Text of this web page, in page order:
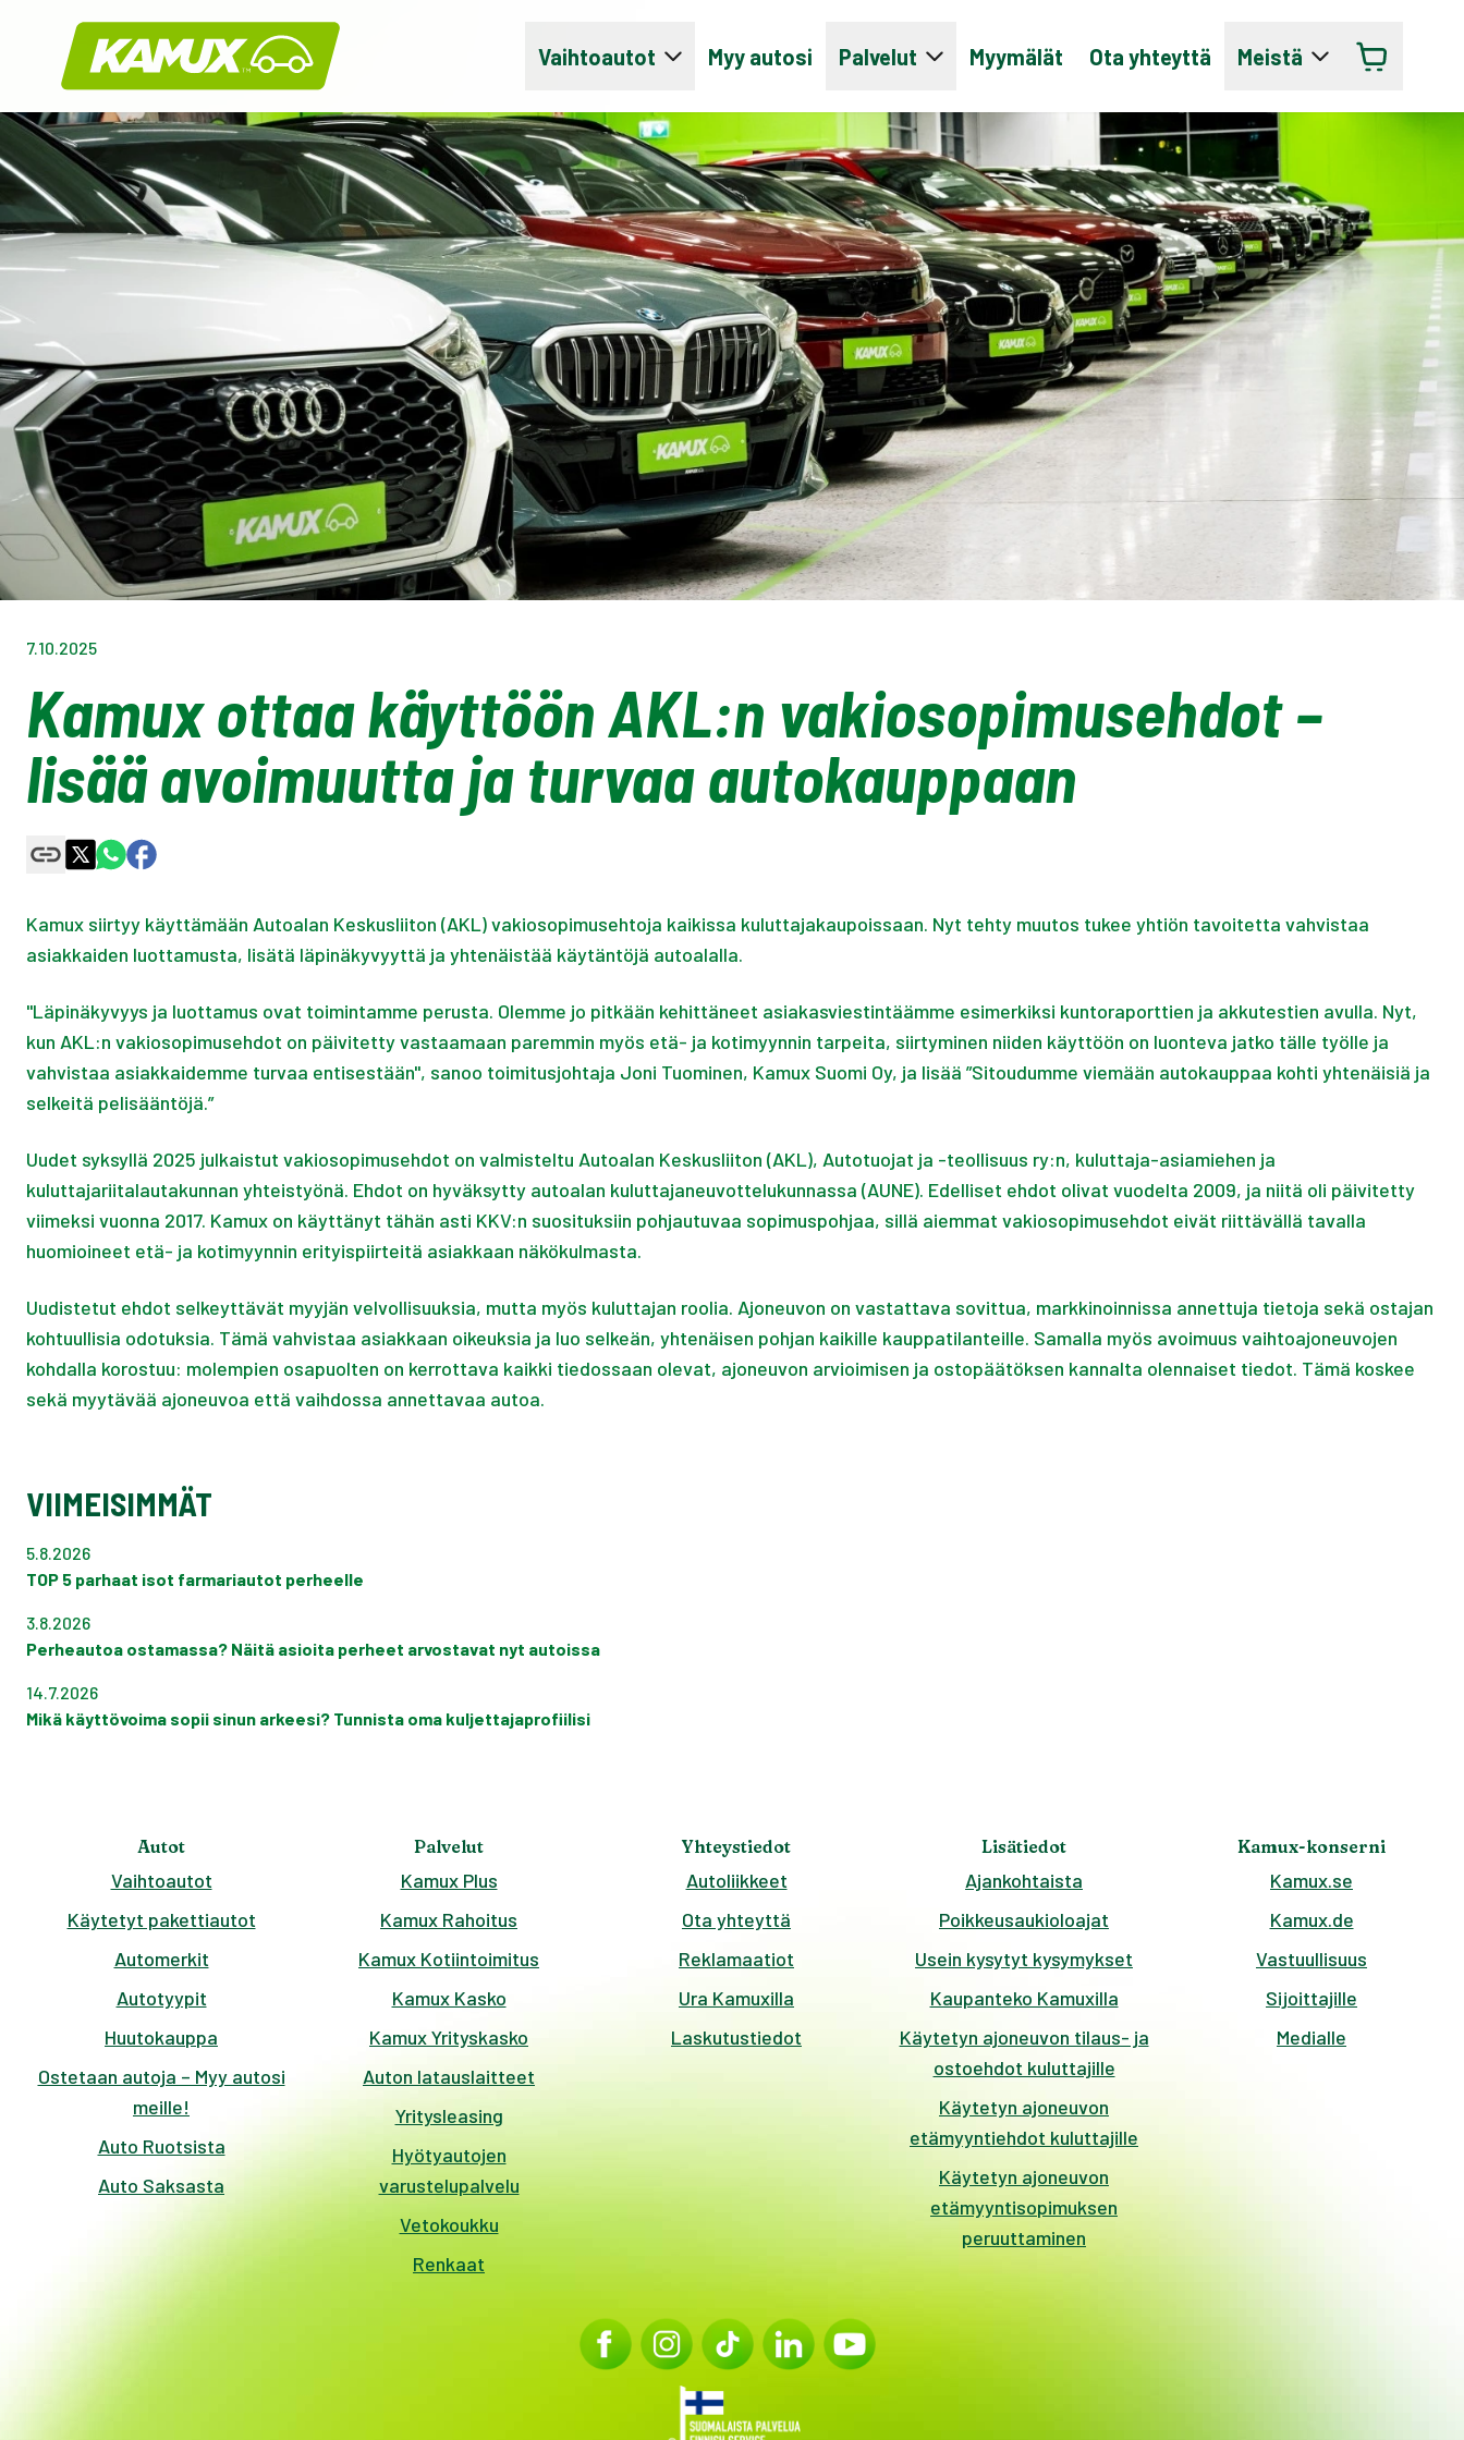
Kamux
Vaihtoautot Myy autosi Palvelut Myymälät Ota yhteyttä Meistä
7.10.2025
Kamux ottaa käyttöön AKL:n vakiosopimusehdot –
lisää avoimuutta ja turvaa autokauppaan
Kamux siirtyy käyttämään Autoalan Keskusliiton (AKL) vakiosopimusehtoja kaikissa kuluttajakaupoissaan. Nyt tehty muutos tukee yhtiön tavoitetta vahvistaa
asiakkaiden luottamusta, lisätä läpinäkyvyyttä ja yhtenäistää käytäntöjä autoalalla.
"Läpinäkyvyys ja luottamus ovat toimintamme perusta. Olemme jo pitkään kehittäneet asiakasviestintäämme esimerkiksi kuntoraporttien ja akkutestien avulla. Nyt,
kun AKL:n vakiosopimusehdot on päivitetty vastaamaan paremmin myös etä- ja kotimyynnin tarpeita, siirtyminen niiden käyttöön on luonteva jatko tälle työlle ja
vahvistaa asiakkaidemme turvaa entisestään", sanoo toimitusjohtaja Joni Tuominen, Kamux Suomi Oy, ja lisää ”Sitoudumme viemään autokauppaa kohti yhtenäisiä ja
selkeitä pelisääntöjä.”
Uudet syksyllä 2025 julkaistut vakiosopimusehdot on valmisteltu Autoalan Keskusliiton (AKL), Autotuojat ja -teollisuus ry:n, kuluttaja-asiamiehen ja
kuluttajariitalautakunnan yhteistyönä. Ehdot on hyväksytty autoalan kuluttajaneuvottelukunnassa (AUNE). Edelliset ehdot olivat vuodelta 2009, ja niitä oli päivitetty
viimeksi vuonna 2017. Kamux on käyttänyt tähän asti KKV:n suosituksiin pohjautuvaa sopimuspohjaa, sillä aiemmat vakiosopimusehdot eivät riittävällä tavalla
huomioineet etä- ja kotimyynnin erityispiirteitä asiakkaan näkökulmasta.
Uudistetut ehdot selkeyttävät myyjän velvollisuuksia, mutta myös kuluttajan roolia. Ajoneuvon on vastattava sovittua, markkinoinnissa annettuja tietoja sekä ostajan
kohtuullisia odotuksia. Tämä vahvistaa asiakkaan oikeuksia ja luo selkeän, yhtenäisen pohjan kaikille kauppatilanteille. Samalla myös avoimuus vaihtoajoneuvojen
kohdalla korostuu: molempien osapuolten on kerrottava kaikki tiedossaan olevat, ajoneuvon arvioimisen ja ostopäätöksen kannalta olennaiset tiedot. Tämä koskee
sekä myytävää ajoneuvoa että vaihdossa annettavaa autoa.
VIIMEISIMMÄT
5.8.2026
TOP 5 parhaat isot farmariautot perheelle
3.8.2026
Perheautoa ostamassa? Näitä asioita perheet arvostavat nyt autoissa
14.7.2026
Mikä käyttövoima sopii sinun arkeesi? Tunnista oma kuljettajaprofiilisi
Autot
Vaihtoautot
Käytetyt pakettiautot
Automerkit
Autotyypit
Huutokauppa
Ostetaan autoja – Myy autosi
meille!
Auto Ruotsista
Auto Saksasta
Palvelut
Kamux Plus
Kamux Rahoitus
Kamux Kotiintoimitus
Kamux Kasko
Kamux Yrityskasko
Auton latauslaitteet
Yritysleasing
Hyötyautojen
varustelupalvelu
Vetokoukku
Renkaat
Yhteystiedot
Autoliikkeet
Ota yhteyttä
Reklamaatiot
Ura Kamuxilla
Laskutustiedot
Lisätiedot
Ajankohtaista
Poikkeusaukioloajat
Usein kysytyt kysymykset
Kaupanteko Kamuxilla
Käytetyn ajoneuvon tilaus- ja
ostoehdot kuluttajille
Käytetyn ajoneuvon
etämyyntiehdot kuluttajille
Käytetyn ajoneuvon
etämyyntisopimuksen
peruuttaminen
Kamux-konserni
Kamux.se
Kamux.de
Vastuullisuus
Sijoittajille
Medialle